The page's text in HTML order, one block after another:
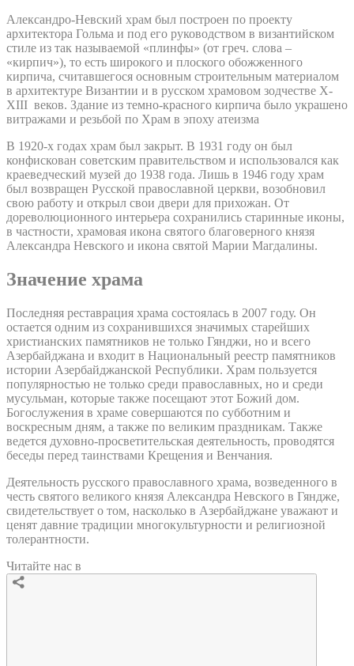
Александро-Невский храм был построен по проекту
архитектора Гольма и под его руководством в византийском
стиле из так называемой «плинфы» (от греч. слова –
«кирпич»), то есть широкого и плоского обожженного
кирпича, считавшегося основным строительным материалом
в архитектуре Византии и в русском храмовом зодчестве X-
XIII веков. Здание из темно-красного кирпича было украшено
витражами и резьбой по Храм в эпоху атеизма
В 1920-х годах храм был закрыт. В 1931 году он был
конфискован советским правительством и использовался как
краеведческий музей до 1938 года. Лишь в 1946 году храм
был возвращен Русской православной церкви, возобновил
свою работу и открыл свои двери для прихожан. От
дореволюционного интерьера сохранились старинные иконы,
в частности, храмовая икона святого благоверного князя
Александра Невского и икона святой Марии Магдалины.
Значение храма
Последняя реставрация храма состоялась в 2007 году. Он
остается одним из сохранившихся значимых старейших
христианских памятников не только Гянджи, но и всего
Азербайджана и входит в Национальный реестр памятников
истории Азербайджанской Республики. Храм пользуется
популярностью не только среди православных, но и среди
мусульман, которые также посещают этот Божий дом.
Богослужения в храме совершаются по субботним и
воскресным дням, а также по великим праздникам. Также
ведется духовно-просветительская деятельность, проводятся
беседы перед таинствами Крещения и Венчания.
Деятельность русского православного храма, возведенного в
честь святого великого князя Александра Невского в Гяндже,
свидетельствует о том, насколько в Азербайджане уважают и
ценят давние традиции многокультурности и религиозной
толерантности.
Читайте нас в